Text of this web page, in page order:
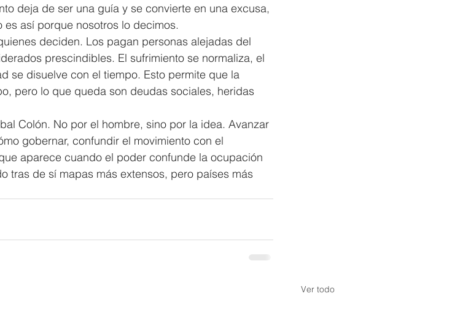
deja de ser una guía y se convierte en una excusa,
así porque nosotros lo decimos.
deciden. Los pagan personas alejadas del
prescindibles. El sufrimiento se normaliza, el
se disuelve con el tiempo. Esto permite que la
pero lo que queda son deudas sociales, heridas
Colón. No por el hombre, sino por la idea. Avanzar
gobernar, confundir el movimiento con el
aparece cuando el poder confunde la ocupación
tras de sí mapas más extensos, pero países más
Ver todo